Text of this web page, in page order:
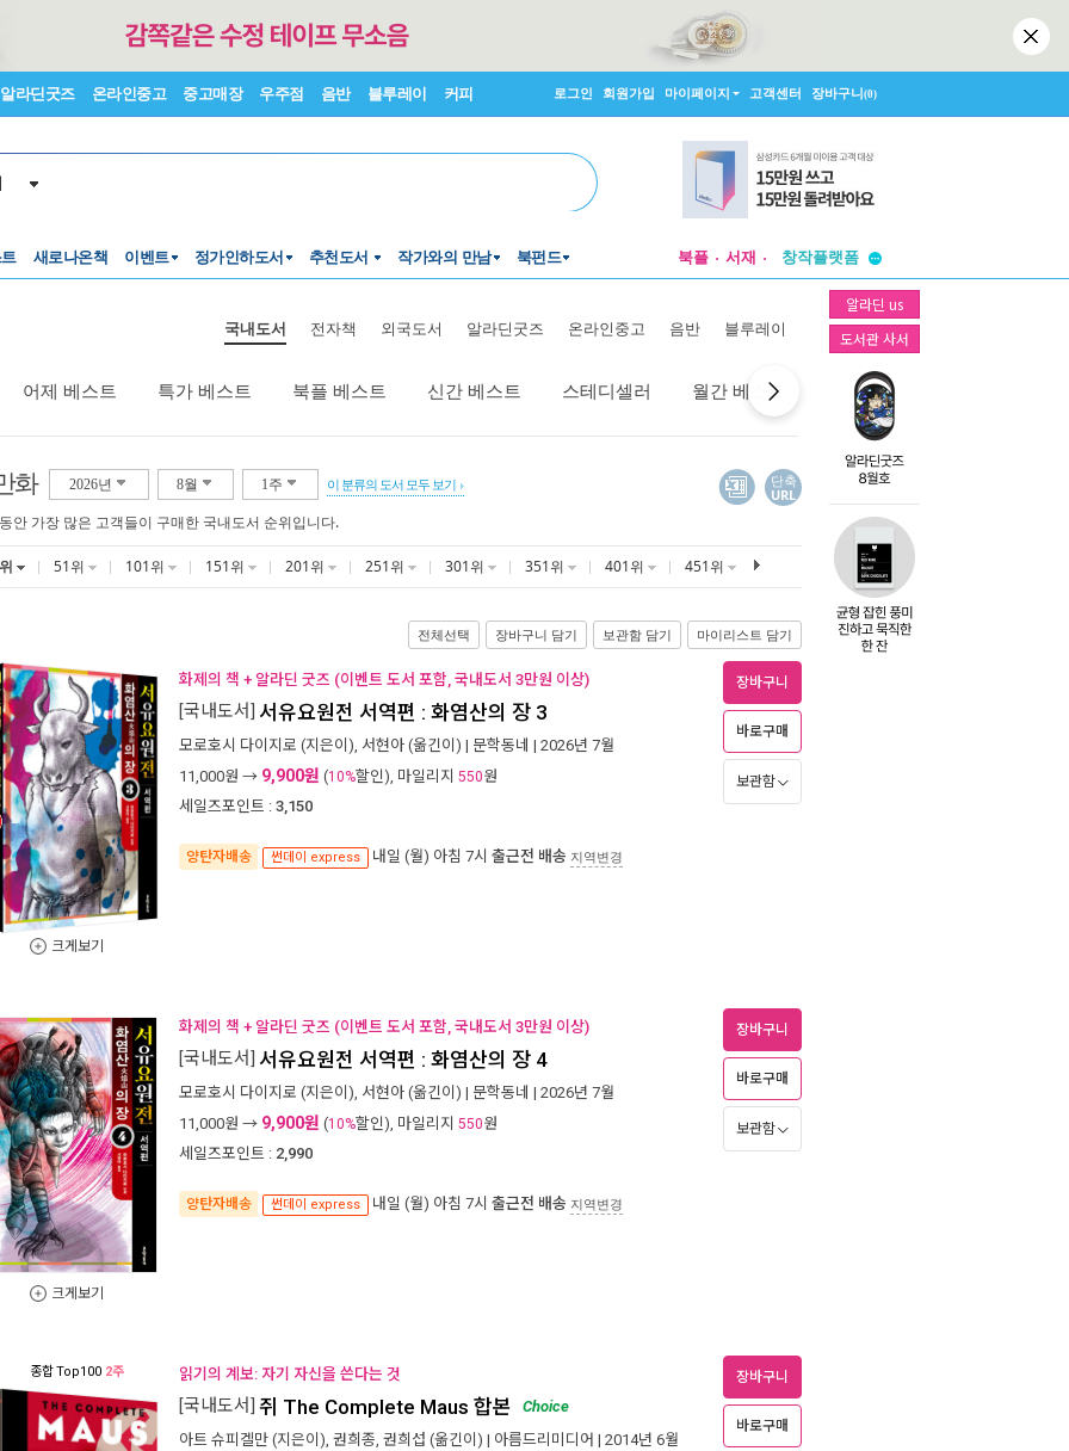
알라딘굿즈 온라인중고 중고매장 우주점 음반 블루레이 커피 로그인 회원가입 마이페이지 고객센터 장바구니(0)
새로나온책 이벤트 정가인하도서 추천도서 작가와의 만남 북펀드 북플 서재
창작플랫폼
투비컨티뉴드
알라딘 us
도서관 사서
국내도서 전자책 외국도서 알라딘굿즈 온라인중고 음반 블루레이
어제 베스트 특가 베스트 북플 베스트 신간 베스트 스테디셀러 월간 베스트 역대 베스트
화 2026년 8월 1주 이 분류의 도서 모두 보기
단축
URL
안 가장 많은 고객들이 구매한 국내도서 순위입니다.
51위 101위 151위 201위 251위 301위 351위 401위 451위
전체선택 장바구니 담기 보관함 담기 마이리스트 담기
크게보기
화제의 책 + 알라딘 굿즈 (이벤트 도서 포함, 국내도서 3만원 이상)
[국내도서] 서유요원전 서역편 : 화염산의 장 3
모로호시 다이지로 (지은이), 서현아 (옮긴이) | 문학동네 | 2026년 7월
11,000원 → 9,900원 (10%할인), 마일리지 550원
세일즈포인트 : 3,150
양탄자배송 썬데이 express 내일 (월) 아침 7시 출근전 배송 지역변경
장바구니
바로구매
보관함
크게보기
화제의 책 + 알라딘 굿즈 (이벤트 도서 포함, 국내도서 3만원 이상)
[국내도서] 서유요원전 서역편 : 화염산의 장 4
모로호시 다이지로 (지은이), 서현아 (옮긴이) | 문학동네 | 2026년 7월
11,000원 → 9,900원 (10%할인), 마일리지 550원
세일즈포인트 : 2,990
양탄자배송 썬데이 express 내일 (월) 아침 7시 출근전 배송 지역변경
장바구니
바로구매
보관함
종합Top100 2주 읽기의 계보: 자기 자신을 쓴다는 것
[국내도서] 쥐 The Complete Maus 합본
Choice
아트 슈피겔만 (지은이), 권희종, 권희섭 (옮긴이) | 아름드리미디어 | 2014년 6월
장바구니
바로구매